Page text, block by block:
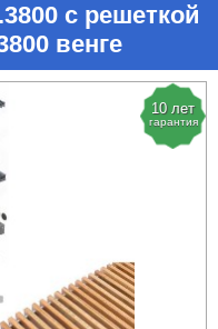
с решеткой
венге
10 лет
гарантия